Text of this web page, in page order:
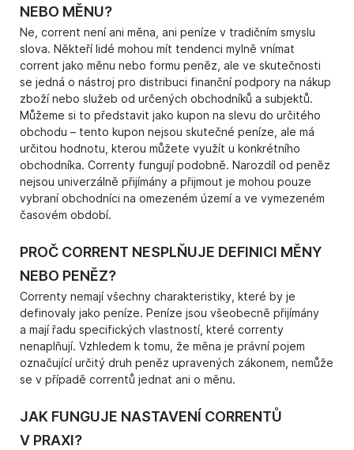
NEBO MĚNU?
Ne, corrent není ani měna, ani peníze v tradičním smyslu
slova. Někteří lidé mohou mít tendenci mylně vnímat
corrent jako měnu nebo formu peněz, ale ve skutečnosti
se jedná o nástroj pro distribuci finanční podpory na nákup
zboží nebo služeb od určených obchodníků a subjektů.
Můžeme si to představit jako kupon na slevu do určitého
obchodu – tento kupon nejsou skutečné peníze, ale má
určitou hodnotu, kterou můžete využít u konkrétního
obchodníka. Correnty fungují podobně. Narozdíl od peněz
nejsou univerzálně přijímány a přijmout je mohou pouze
vybraní obchodníci na omezeném území a ve vymezeném
časovém období.
PROČ CORRENT NESPLŇUJE DEFINICI MĚNY
NEBO PENĚZ?
Correnty nemají všechny charakteristiky, které by je
definovaly jako peníze. Peníze jsou všeobecně přijímány
a mají řadu specifických vlastností, které correnty
nenaplňují. Vzhledem k tomu, že měna je právní pojem
označující určitý druh peněz upravených zákonem, nemůže
se v případě correntů jednat ani o měnu.
JAK FUNGUJE NASTAVENÍ CORRENTŮ
V PRAXI?